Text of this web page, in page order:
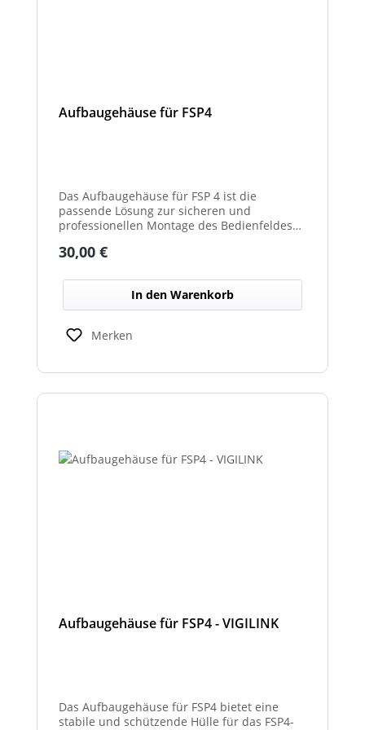
Aufbaugehäuse für FSP4
Das Aufbaugehäuse für FSP 4 ist die
passende Lösung zur sicheren und
professionellen Montage des Bedienfeldes
Aufbaumontage, wenn kein Einbau in eine
saubere Integration im Cockpit- oder
Aufbau­bereich. Die robuste Ausführung
schützt das Bedienfeld zuverlässig vor
äußeren Einflüssen und mechanischer
Beanspruchung. Durch die passgenaue
sowie eine optisch hochwertige Umsetzung
Regulärer Preis:
30,00 €
In den Warenkorb
Merken
Aufbaugehäuse für FSP4 - VIGILINK
Das Aufbaugehäuse für FSP4 bietet eine
stabile und schützende Hülle für das FSP4-